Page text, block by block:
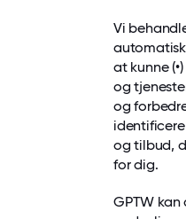
Vi
at kunne
og
og
og tilbud,
for dig.
GPTW